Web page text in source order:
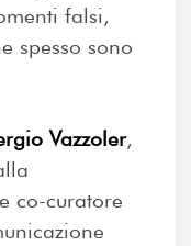
falsi,
spesso sono
Vazzoler,
co-curatore